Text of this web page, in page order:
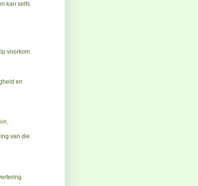
kan selfs
voorkom.
en
van die